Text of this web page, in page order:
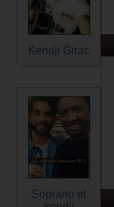
Kendji Girac
Soprano et